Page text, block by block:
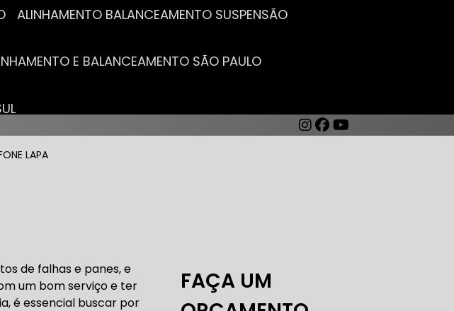
ALINHAMENTO BALANCEAMENTO SUSPENSÃO
E BALANCEAMENTO SÃO PAULO
AUTOMOTIVA
AUTO ELÉTRICA
LAPA
de falhas e panes, e
um bom serviço e ter
é essencial buscar por
FAÇA UM